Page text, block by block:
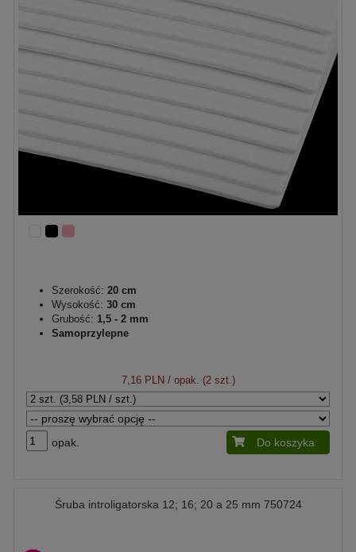
Szerokość: 20 cm
Wysokość: 30 cm
Grubość: 1,5 - 2 mm
Samoprzylepne
7,16 PLN/ opak. (2 szt.)
opak. Do koszyka
Śruba introligatorska 12; 16; 20 a 25 mm 750724